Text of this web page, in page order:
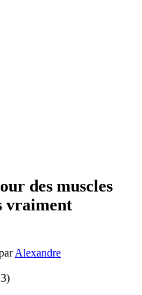
des muscles
vraiment
Alexandre